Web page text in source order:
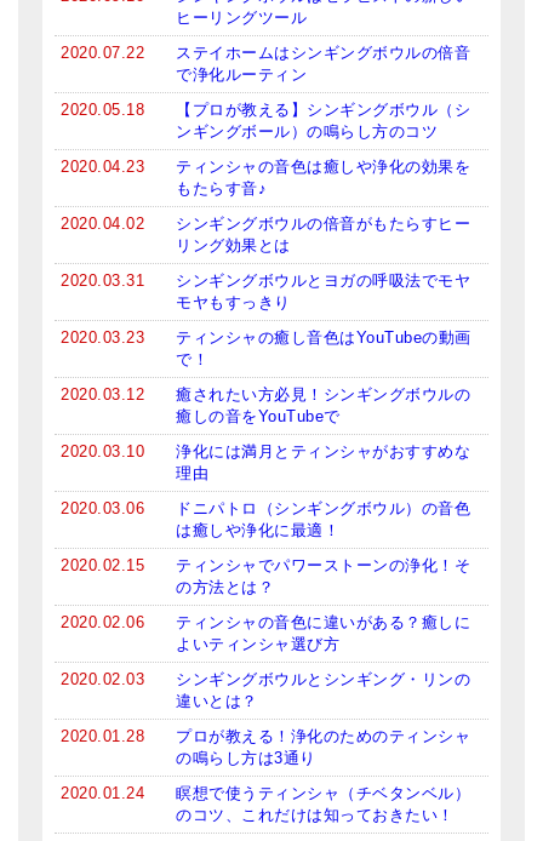
ヒーリング・マンダラポスター
ロゴステッカー・ポストカード各種
亡命チベット人尼僧のお守り・チャーム
チベット・マントラ・ヒーリングCD
ギフトラッピング
シンギングボウル講座
倍音呼吸法レッスン
上級講座
ビギナー講師・養成講座
アマナマナとは
About Us
ブログ
ヒーリングツール
2020.07.22
ステイホームはシンギングボウルの倍音
で浄化ルーティン
2020.05.18
【プロが教える】シンギングボウル（シ
ンギングボール）の鳴らし方のコツ
2020.04.23
ティンシャの音色は癒しや浄化の効果を
もたらす音♪
2020.04.02
シンギングボウルの倍音がもたらすヒー
リング効果とは
2020.03.31
シンギングボウルとヨガの呼吸法でモヤ
モヤもすっきり
2020.03.23
ティンシャの癒し音色はYouTubeの動画
で！
2020.03.12
癒されたい方必見！シンギングボウルの
癒しの音をYouTubeで
2020.03.10
浄化には満月とティンシャがおすすめな
理由
2020.03.06
ドニパトロ（シンギングボウル）の音色
は癒しや浄化に最適！
2020.02.15
ティンシャでパワーストーンの浄化！そ
の方法とは？
2020.02.06
ティンシャの音色に違いがある？癒しに
よいティンシャ選び方
2020.02.03
シンギングボウルとシンギング・リンの
違いとは？
2020.01.28
プロが教える！浄化のためのティンシャ
の鳴らし方は3通り
2020.01.24
瞑想で使うティンシャ（チベタンベル）
のコツ、これだけは知っておきたい！